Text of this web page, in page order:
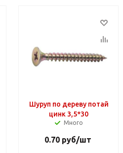
Шуруп по дереву потай
цинк 3,5*30
Много
0.70руб/шт